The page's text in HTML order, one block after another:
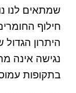
שמתאים לנו
חילוף
היתרון
נגישה אינה
בתקופות